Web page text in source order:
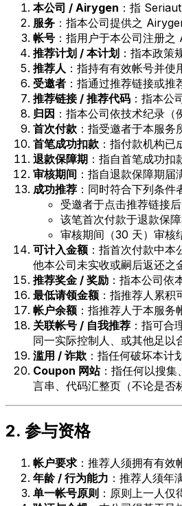
本公司 / Airygen ：指
服务 ：指本公司提供之
帐号 ：指用户于本公司注册之
推荐计划 / 本计划 ：指本政策
推荐人 ：指持有有效帐号并
受邀者 ：指通过推荐链接或
推荐链接 / 推荐代码 ：指本公
归因 ：指本公司依技术纪录
首次付款 ：指受邀者于本服
首笔成功扣款 ：指付款机构
退款保障期 ：指自首笔成功扣
审核期间 ：指自退款保障期届
成功推荐 ：同时符合下列条件
受邀者于点击推荐链接后
该笔首次付款于退款保
审核期间（30 天）审核
可计入金额 ：指首次付款中
他本公司未实收或嗣后返还之
推荐奖金 / 奖励 ：指本公司依
最低请领金额 ：指推荐人累积
帐户余额 ：指推荐人于本服
关联帐号 / 自我推荐 ：指可
同一实际控制人、或其他足以
滥用 / 诈欺 ：指任何破坏本计
Coupon 网站：指任何以搜集
言串、代码汇整页（不论是
2. 参与资格
帐户要求：推荐人须拥有有效
年龄 / 行为能力 ：推荐人须年
单一帐号原则 ：原则上一人